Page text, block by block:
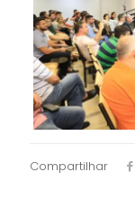
Compartilhar